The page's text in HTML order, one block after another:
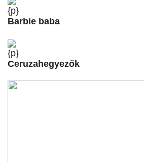
{p}
Barbie baba
{p}
Ceruzahegyezők